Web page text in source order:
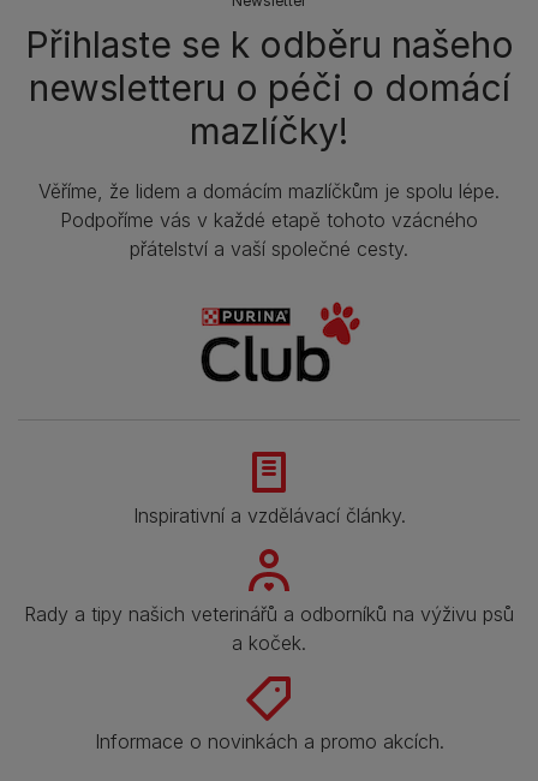
Přihlaste se k odběru našeho
newsletteru o péči o domácí
mazlíčky!
Věříme, že lidem a domácím mazlíčkům je spolu lépe.
Podpoříme vás v každé etapě tohoto vzácného
přátelství a vaší společné cesty.
Inspirativní a vzdělávací články.
Rady a tipy našich veterinářů a odborníků na výživu psů
a koček.
Informace o novinkách a promo akcích.